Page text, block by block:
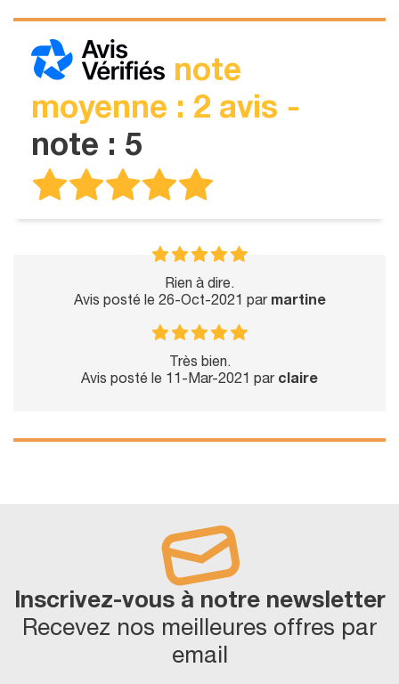
note
moyenne : 2 avis -
note : 5
Rien à dire.
Avis posté le 26-Oct-2021 par martine
Très bien.
Avis posté le 11-Mar-2021 par claire
Inscrivez-vous à notre newsletter
Recevez nos meilleures offres par
email